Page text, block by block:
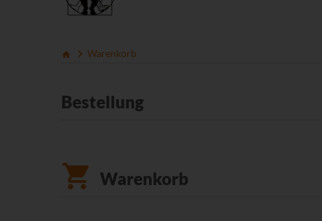
Warenkorb
Bestellung
Warenkorb